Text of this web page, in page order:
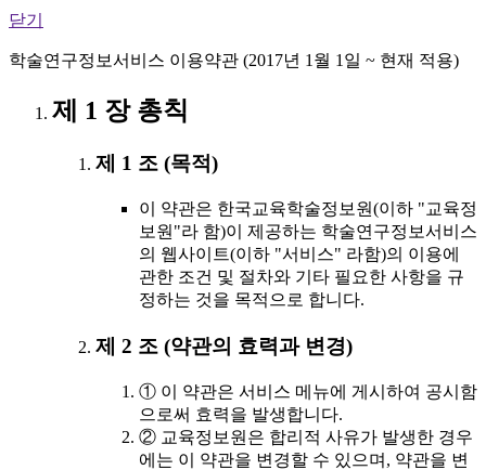
닫기
학술연구정보서비스 이용약관 (2017년 1월 1일 ~ 현재 적용)
제 1 장 총칙
제 1 조 (목적)
이 약관은 한국교육학술정보원(이하 "교육정
보원"라 함)이 제공하는 학술연구정보서비스
의 웹사이트(이하 "서비스" 라함)의 이용에
관한 조건 및 절차와 기타 필요한 사항을 규
정하는 것을 목적으로 합니다.
제 2 조 (약관의 효력과 변경)
① 이 약관은 서비스 메뉴에 게시하여 공시함
으로써 효력을 발생합니다.
② 교육정보원은 합리적 사유가 발생한 경우
에는 이 약관을 변경할 수 있으며, 약관을 변